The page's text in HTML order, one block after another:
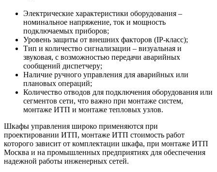
Электрические характеристики оборудования –
номинальное напряжение, ток и мощность
подключаемых приборов;
Уровень защиты от внешних факторов (IP-класс);
Тип и количество сигнализации – визуальная и
звуковая, с возможностью передачи аварийных
сообщений диспетчеру;
Наличие ручного управления для аварийных или
плановых операций;
Количество отводов для подключения оборудования или
сегментов сети, что важно при монтаже систем,
монтаже ИТП и монтаже тепловых узлов.
Шкафы управления широко применяются при
проектировании ИТП, монтаже ИТП стоимость работ
которого зависит от комплектации шкафа, при монтаже ИТП
Москва и на промышленных предприятиях для обеспечения
надежной работы инженерных сетей.